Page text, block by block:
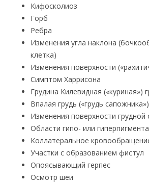
Кифосколиоз
Горб
Ребра
Изменения угла наклона
клетка)
Изменения поверхности
Симптом Харрисона
Грудина Килевидная («куриная»)
Впалая грудь («грудь сапожника»)
Изменения поверхности грудной
Области гипо- или
Коллатеральное
Участки с образованием фистул
Опоясывающий герпес
Осмотр шеи